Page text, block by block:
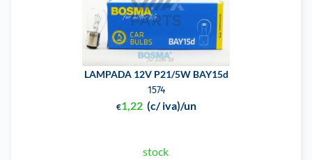
LAMPADA 12V P21/5W BAY15d
1574
€1,22 (c/ iva)/un
stock